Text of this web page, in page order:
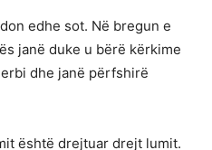
edhe sot. Në bregun e
janë duke u bërë kërkime
dhe janë përfshirë
është drejtuar drejt lumit.